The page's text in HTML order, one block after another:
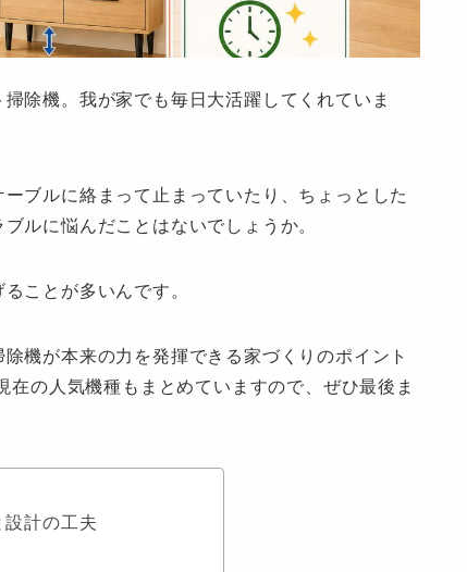
除機。我が家でも毎日大活躍してくれていま
ブルに絡まって止まっていたり、ちょっとした
ルに悩んだことはないでしょうか。
ことが多いんです。
除機が本来の力を発揮できる家づくりのポイント
の人気機種もまとめていますので、ぜひ最後ま
計の工夫